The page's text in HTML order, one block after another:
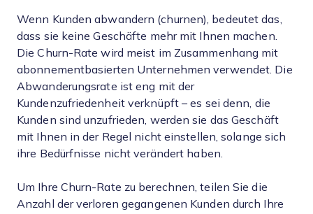
Wenn Kunden abwandern (churnen), bedeutet das,
dass sie keine Geschäfte mehr mit Ihnen machen.
Die Churn-Rate wird meist im Zusammenhang mit
abonnementbasierten Unternehmen verwendet. Die
Abwanderungsrate ist eng mit der
Kundenzufriedenheit verknüpft – es sei denn, die
Kunden sind unzufrieden, werden sie das Geschäft
mit Ihnen in der Regel nicht einstellen, solange sich
ihre Bedürfnisse nicht verändert haben.
Um Ihre Churn-Rate zu berechnen, teilen Sie die
Anzahl der verloren gegangenen Kunden durch Ihre